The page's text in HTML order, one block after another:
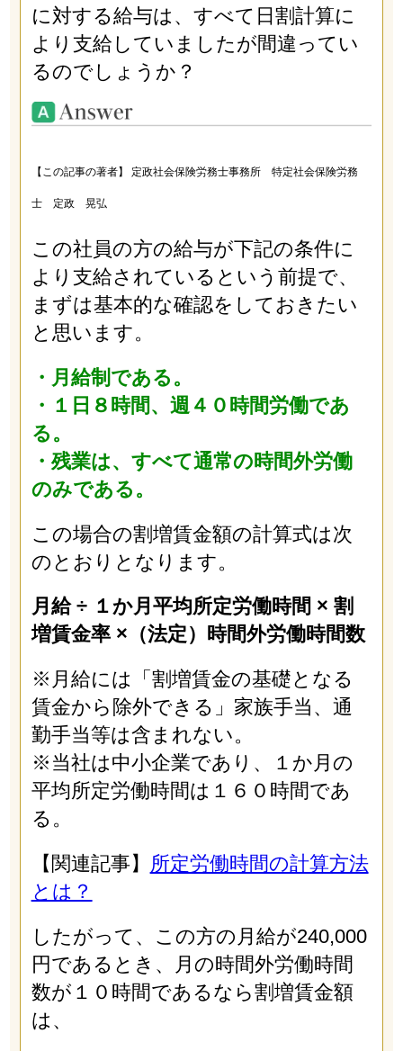
に対する給与は、すべて日割計算に
より支給していましたが間違ってい
るのでしょうか？
【この記事の著者】 定政社会保険労務士事務所 特定社会保険労務
士 定政 晃弘
この社員の方の給与が下記の条件に
より支給されているという前提で、
まずは基本的な確認をしておきたい
と思います。
・月給制である。
・１日８時間、週４０時間労働であ
る。
・残業は、すべて通常の時間外労働
のみである。
この場合の割増賃金額の計算式は次
のとおりとなります。
月給 ÷ １か月平均所定労働時間 × 割
増賃金率 ×（法定）時間外労働時間数
※月給には「割増賃金の基礎となる
賃金から除外できる」家族手当、通
勤手当等は含まれない。
※当社は中小企業であり、１か月の
平均所定労働時間は１６０時間であ
る。
【関連記事】 所定労働時間の計算方法
とは？
したがって、この方の月給が240,000
円であるとき、月の時間外労働時間
数が１０時間であるなら割増賃金額
は、